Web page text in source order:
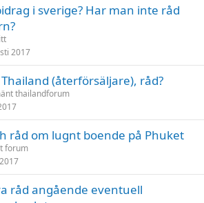
i sverige? Har man inte råd
2017
(återförsäljare), råd?
thailandforum
råd om lugnt boende på Phuket
forum
råd angående eventuell